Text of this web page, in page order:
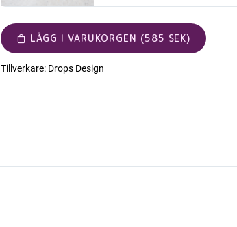
LÄGG I VARUKORGEN (585 SEK)
Tillverkare: Drops Design